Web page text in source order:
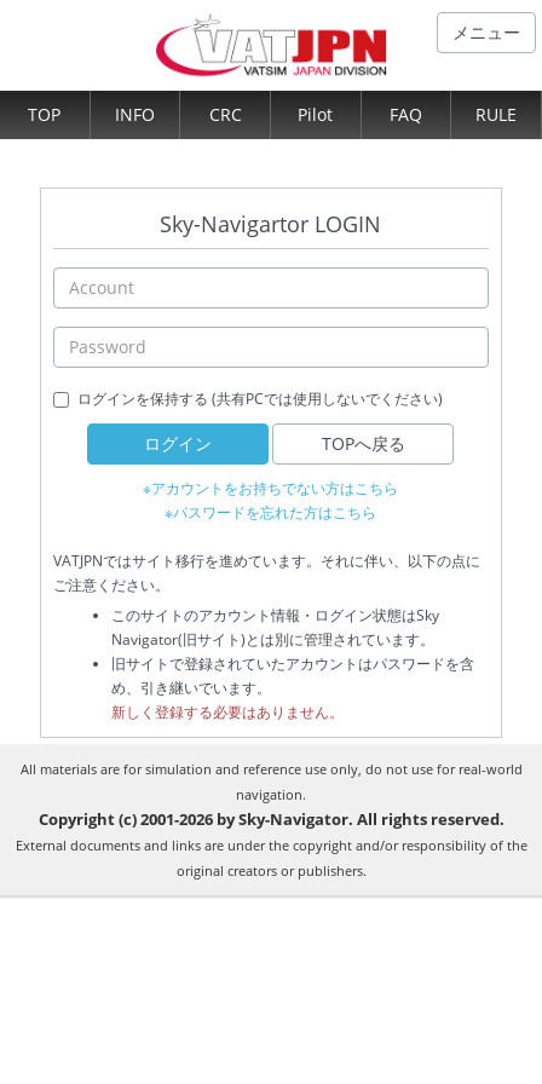
メニュー
TOP INFO CRC Pilot FAQ RULE
Sky-Navigartor LOGIN
ログインを保持する (共有PCでは使用しないでください)
ログイン TOPへ戻る
※アカウントをお持ちでない方はこちら
※パスワードを忘れた方はこちら
VATJPNではサイト移行を進めています。それに伴い、以下の点に
ご注意ください。
このサイトのアカウント情報・ログイン状態はSky
Navigator(旧サイト)とは別に管理されています。
旧サイトで登録されていたアカウントはパスワードを含
め、引き継いでいます。
新しく登録する必要はありません。
All materials are for simulation and reference use only, do not use for real-world
navigation.
Copyright (c) 2001-2026 by Sky-Navigator. All rights reserved.
External documents and links are under the copyright and/or responsibility of the
original creators or publishers.